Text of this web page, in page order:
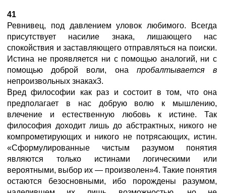
41
Ревнивец, под давлением уловок любимого. Всегда
присутствует насилие знака, лишающего нас
спокойствия и заставляющего отправляться на поиски.
Истина не проявляется ни с помощью аналогий, ни с
помощью доброй воли, она пробалтывается в
непроизвольных знаках3.
Вред философии как раз и состоит в том, что она
предполагает в нас добрую волю к мышлению,
влечение и естественную любовь к истине. Так
философия доходит лишь до абстрактных, никого не
компрометирующих и никого не потрясающих, истин.
«Сформулированные чистым разумом понятия
являются только истинами логическими или
вероятными, выбор их — произволен»4. Такие понятия
остаются безосновными, ибо порождены разумом,